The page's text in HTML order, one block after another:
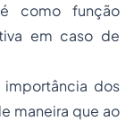
como função
em caso de
importância dos
maneira que ao